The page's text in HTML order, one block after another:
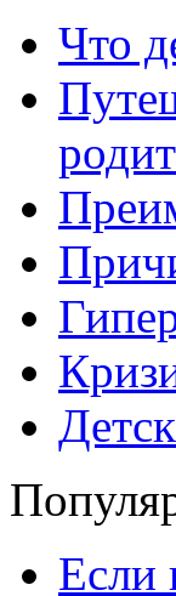
Что
Если